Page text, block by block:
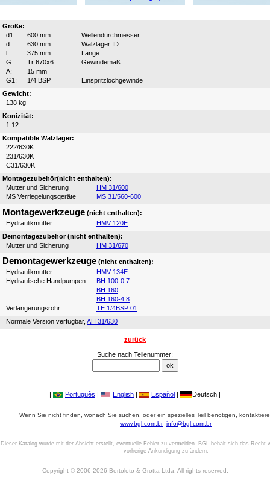
Größe:
d1:
600 mm
Wellendurchmesser
d:
630 mm
Wälzlager ID
l:
375 mm
Länge
G:
Tr 670x6
Gewindemaß
A:
15 mm
G1:
1/4 BSP
Einspritzlochgewinde
Gewicht:
138 kg
Konizität:
1:12
Kompatible Wälzlager:
222/630K
231/630K
C31/630K
Montagezubehör(nicht enthalten):
Mutter und Sicherung
HM 31/600
MS Verriegelungsgeräte
MS 31/560-600
Montagewerkzeuge (nicht enthalten):
Hydraulikmutter
HMV 120E
Demontagezubehör (nicht enthalten):
Mutter und Sicherung
HM 31/670
Demontagewerkzeuge (nicht enthalten):
Hydraulikmutter
HMV 134E
Hydraulische Handpumpen
BH 100-0.7
BH 160
BH 160-4.8
Verlängerungsrohr
TE 1/4BSP 01
Normale Version verfügbar, AH 31/630
zurück
Suche nach Teilenummer:
| Português | English | Español | Deutsch |
Wenn Sie nicht finden, wonach Sie suchen, oder ein spezielles Teil benötigen,
www.bgl.com.br info@bgl.com.br
Dieser Katalog wurde mit der Absicht erstellt, eventuelle Fehler zu vermeiden. BGL behält sich das Recht
vorherige Ankündigung zu ändern.
Copyright © 2006-2026 Bertoloto & Grotta Ltda. All rights reserved.